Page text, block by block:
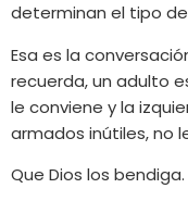
determinan el tipo
Esa es la
recuerda, un adulto
le conviene y la
armados inútiles, no
Que Dios los bendiga.